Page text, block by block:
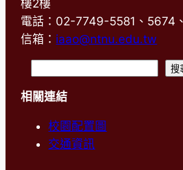
樓2樓
電話：02-7749-5581、5674
信箱： iaao@ntnu.edu.tw
搜
相關連結
校園配置圖
交通資訊